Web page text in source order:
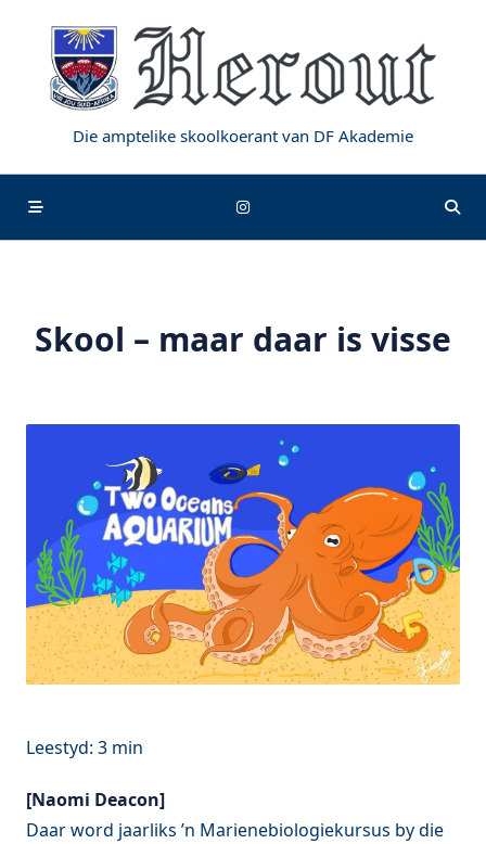
content
Die amptelike skoolkoerant van DF Akademie
Skool – maar daar is visse
[Naomi Deacon]
Daar word jaarliks ’n Marienebiologiekursus by die